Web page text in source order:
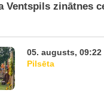
Ventspils zinātnes
05. augusts, 09:22
Pilsēta